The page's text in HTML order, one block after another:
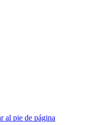
al pie de página